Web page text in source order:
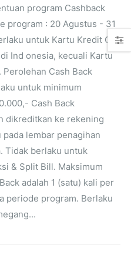
program Cashback
program : 20 Agustus - 31
untuk Kartu Kredit Citi
Ind onesia, kecuali Kartu
Cash Back
untuk minimum
Cash Back
dikreditkan ke rekening
lembar penagihan
Tidak berlaku untuk
& Split Bill. Maksimum
adalah 1 (satu) kali per
periode program. Berlaku